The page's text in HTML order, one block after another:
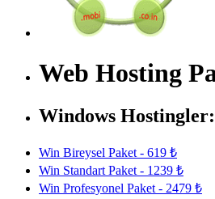
Web Hosting
Windows Hostingler:
Win Bireysel Paket - 619 ₺
Win Standart Paket - 1239 ₺
Win Profesyonel Paket - 2479 ₺